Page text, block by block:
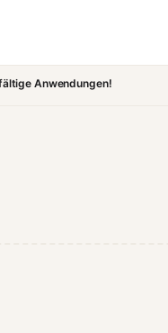
Anwendungen!